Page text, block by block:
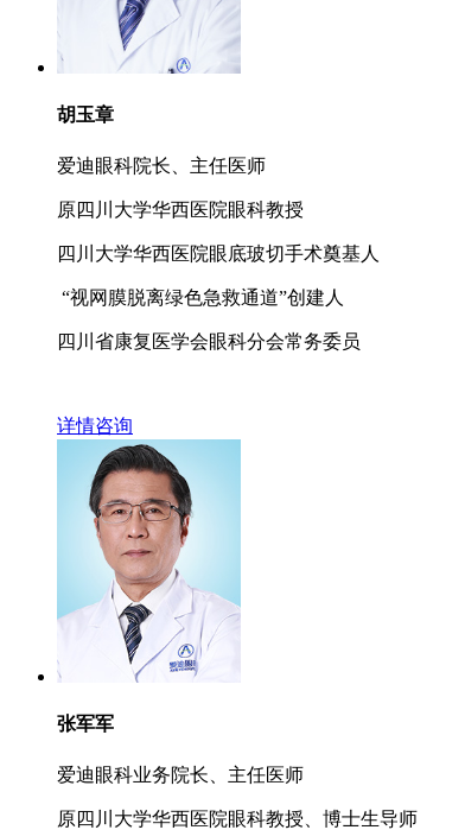
胡玉章
爱迪眼科院长、主任医师
原四川大学华西医院眼科教授
四川大学华西医院眼底玻切手术奠基人
“视网膜脱离绿色急救通道”创建人
四川省康复医学会眼科分会常务委员
详情咨询
张军军
爱迪眼科业务院长、主任医师
原四川大学华西医院眼科教授、博士生导师